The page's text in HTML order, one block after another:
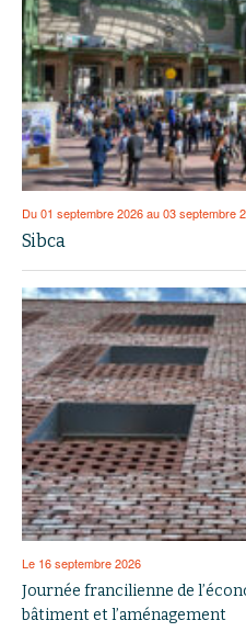
Du 01 septembre 2026 au 03 septembre
Sibca
Le 16 septembre 2026
Journée francilienne de
bâtiment et l’aménagement